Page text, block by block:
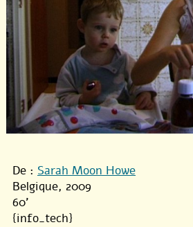
De : Sarah Moon Howe
Belgique, 2009
60'
{info_tech}